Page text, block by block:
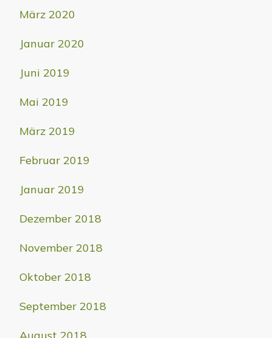
März 2020
Januar 2020
Juni 2019
Mai 2019
März 2019
Februar 2019
Januar 2019
Dezember 2018
November 2018
Oktober 2018
September 2018
August 2018